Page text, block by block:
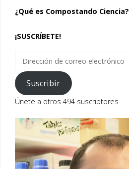
¿Qué es Compostando Ciencia?
¡SUSCRÍBETE!
Dirección
correo
electrónico
Suscribir
Únete a otros 494 suscriptores